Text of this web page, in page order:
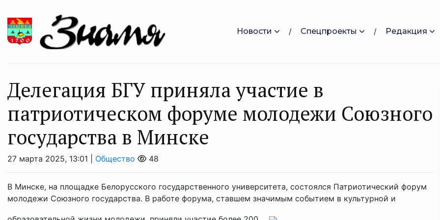
Новости Спецпроекты Редакция
Делегация БГУ приняла участие в
патриотическом форуме молодежи Союзного
государства в Минске
27 марта 2025, 13:01 | Общество 48
В Минске, на площадке Белорусского государственного университета, состоялся Патриотический форум
молодежи Союзного государства. В работе форума, ставшем значимым событием в культурной и